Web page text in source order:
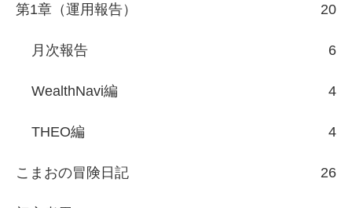
第1章（運用報告） 20
月次報告 6
WealthNavi編 4
THEO編 4
こまおの冒険日記 26